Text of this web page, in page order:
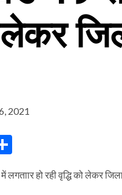
लेकर
2021
हो रही वृद्धि को लेकर